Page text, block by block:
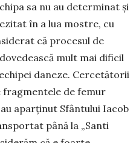
sa nu au determinat şi
în a lua mostre, cu
că procesul de
mult mai dificil
daneze. Cercetătorii
fragmentele de femur
aparţinut Sfântului Iacob
până la „Santi